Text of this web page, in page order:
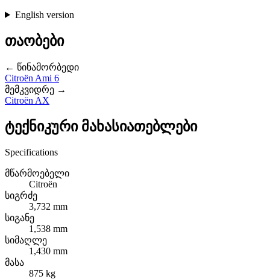
English version
თაობები
← წინამორბედი
Citroën Ami 6
მემკვიდრე →
Citroën AX
ტექნიკური მახასიათებლები
Specifications
მწარმოებელი
Citroën
სიგრძე
3,732 mm
სიგანე
1,538 mm
სიმაღლე
1,430 mm
მასა
875 kg